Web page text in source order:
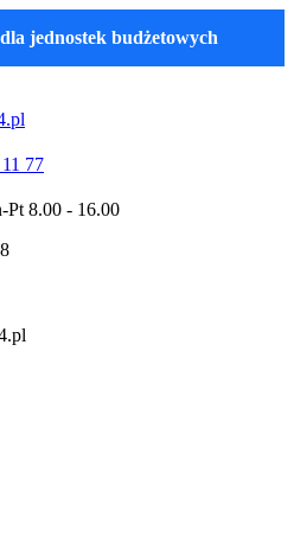
jednostek budżetowych
77
Pt 8.00 - 16.00